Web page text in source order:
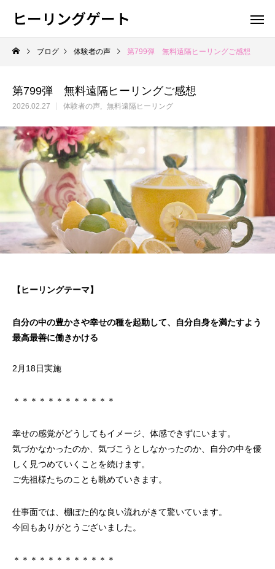
ヒーリングゲート
ブログ 体験者の声 第799弾 無料遠隔ヒーリングご感想
第799弾 無料遠隔ヒーリングご感想
2026.02.27 体験者の声 無料遠隔ヒーリング
【ヒーリングテーマ】
自分の中の豊かさや幸せの種を起動して、自分自身を満たすよう
最高最善に働きかける
2月18日実施
＊＊＊＊＊＊＊＊＊＊＊＊
幸せの感覚がどうしてもイメージ、体感できずにいます。
気づかなかったのか、気づこうとしなかったのか、自分の中を優
しく見つめていくことを続けます。
ご先祖様たちのことも眺めていきます。
仕事面では、棚ぼた的な良い流れがきて驚いています。
今回もありがとうございました。
＊＊＊＊＊＊＊＊＊＊＊＊